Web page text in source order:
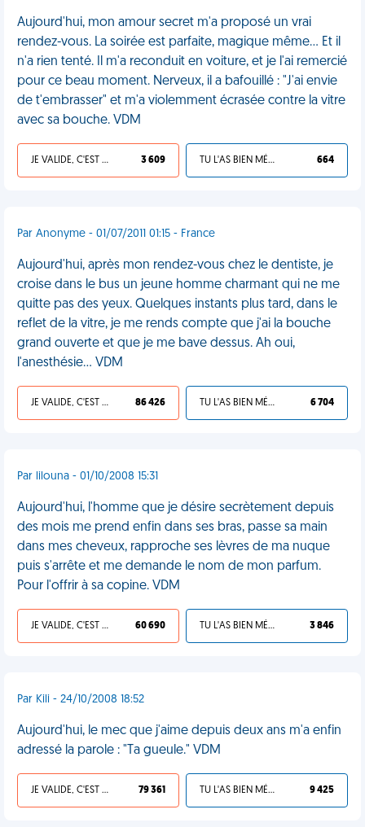
Aujourd'hui, mon amour secret m'a proposé un vrai
rendez-vous. La soirée est parfaite, magique même… Et il
n'a rien tenté. Il m'a reconduit en voiture, et je l'ai remercié
pour ce beau moment. Nerveux, il a bafouillé : "J'ai envie
de t'embrasser" et m'a violemment écrasée contre la vitre
avec sa bouche. VDM
JE VALIDE, C'EST UNE VDM 3 609 TU L'AS BIEN MÉRITÉ 664
Par Anonyme - 01/07/2011 01:15 - France
Aujourd'hui, après mon rendez-vous chez le dentiste, je
croise dans le bus un jeune homme charmant qui ne me
quitte pas des yeux. Quelques instants plus tard, dans le
reflet de la vitre, je me rends compte que j'ai la bouche
grand ouverte et que je me bave dessus. Ah oui,
l'anesthésie... VDM
JE VALIDE, C'EST UNE VDM 86 426 TU L'AS BIEN MÉRITÉ 6 704
Par lilouna - 01/10/2008 15:31
Aujourd'hui, l'homme que je désire secrètement depuis
des mois me prend enfin dans ses bras, passe sa main
dans mes cheveux, rapproche ses lèvres de ma nuque
puis s'arrête et me demande le nom de mon parfum.
Pour l'offrir à sa copine. VDM
JE VALIDE, C'EST UNE VDM 60 690 TU L'AS BIEN MÉRITÉ 3 846
Par Kili - 24/10/2008 18:52
Aujourd'hui, le mec que j'aime depuis deux ans m'a enfin
adressé la parole : "Ta gueule." VDM
JE VALIDE, C'EST UNE VDM 79 361 TU L'AS BIEN MÉRITÉ 9 425